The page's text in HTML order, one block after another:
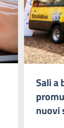
Sali a
nuovi